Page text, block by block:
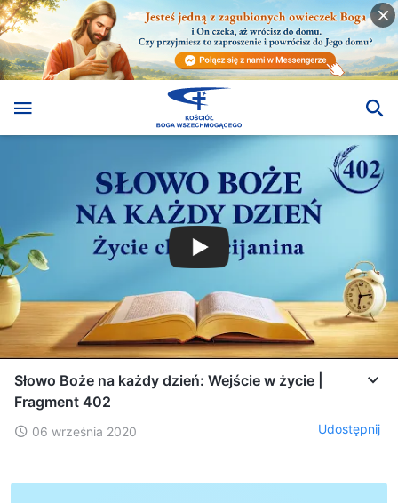
Słowo Boże na każdy dzień: Wejście w życie |
Fragment 402
06 września 2020 Udostępnij